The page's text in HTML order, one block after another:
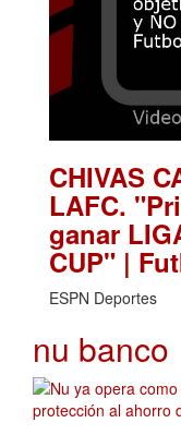
CHIVAS
LAFC.
ganar
CUP" |
ESPN Deportes
nu banco